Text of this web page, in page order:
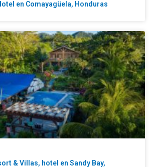
en Comayagüela, Honduras
& Villas, hotel en Sandy Bay,